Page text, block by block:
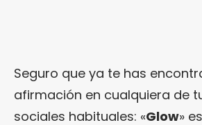
Seguro que ya te has
afirmación en cualquiera de
sociales habituales: «Glow»